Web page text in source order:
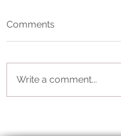
Comments
Write a comment...